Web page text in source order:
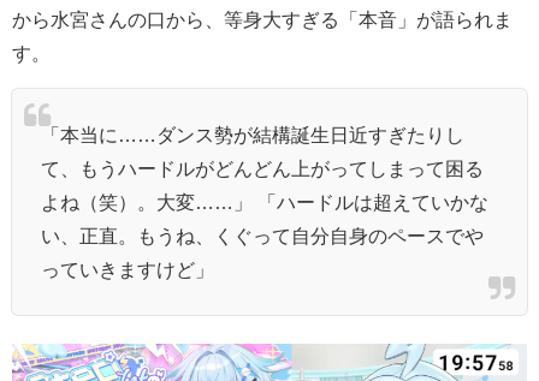
から水宮さんの口から、等身大すぎる「本音」が語られま
す。
「本当に……ダンス勢が結構誕生日近すぎたりし
て、もうハードルがどんどん上がってしまって困る
よね（笑）。大変……」 「ハードルは超えていかな
い、正直。もうね、くぐって自分自身のペースでや
っていきますけど」